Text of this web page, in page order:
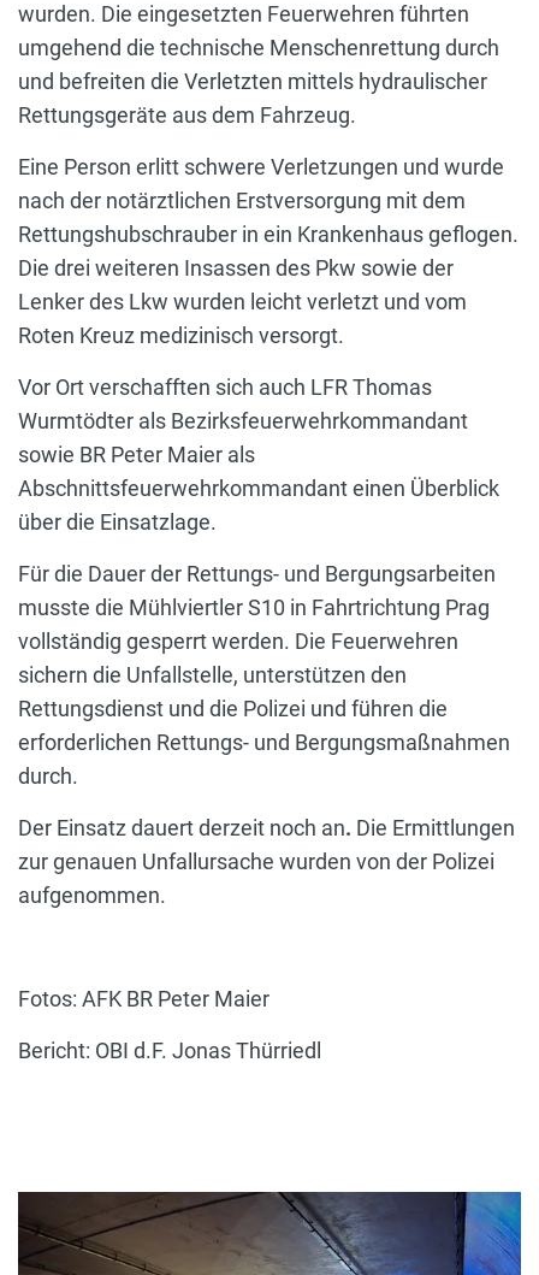
wurden. Die eingesetzten Feuerwehren führten
umgehend die technische Menschenrettung durch
und befreiten die Verletzten mittels hydraulischer
Rettungsgeräte aus dem Fahrzeug.
Eine Person erlitt schwere Verletzungen und wurde
nach der notärztlichen Erstversorgung mit dem
Rettungshubschrauber in ein Krankenhaus geflogen.
Die drei weiteren Insassen des Pkw sowie der
Lenker des Lkw wurden leicht verletzt und vom
Roten Kreuz medizinisch versorgt.
Vor Ort verschafften sich auch LFR Thomas
Wurmtödter als Bezirksfeuerwehrkommandant
sowie BR Peter Maier als
Abschnittsfeuerwehrkommandant einen Überblick
über die Einsatzlage.
Für die Dauer der Rettungs- und Bergungsarbeiten
musste die Mühlviertler S10 in Fahrtrichtung Prag
vollständig gesperrt werden. Die Feuerwehren
sichern die Unfallstelle, unterstützen den
Rettungsdienst und die Polizei und führen die
erforderlichen Rettungs- und Bergungsmaßnahmen
durch.
Der Einsatz dauert derzeit noch an. Die Ermittlungen
zur genauen Unfallursache wurden von der Polizei
aufgenommen.
Fotos: AFK BR Peter Maier
Bericht: OBI d.F. Jonas Thürriedl